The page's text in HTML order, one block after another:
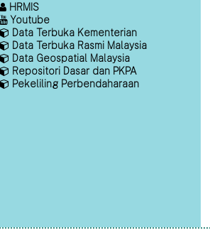
HRMIS
Youtube
Data Terbuka Kementerian
Data Terbuka Rasmi Malaysia
Data Geospatial Malaysia
Repositori Dasar dan PKPA
Pekeliling Perbendaharaan